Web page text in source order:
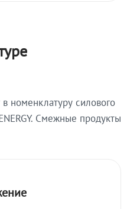
номенклатуру силового
Смежные продукты